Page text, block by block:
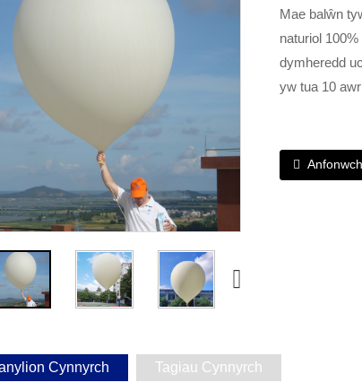
Mae balŵn
naturiol
dymheredd
yw tua 10
Cynnyrch Tagiau Cynnyrch